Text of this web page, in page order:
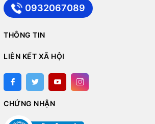
0932067089
THÔNG TIN
LIÊN KẾT XÃ HỘI
CHỨNG NHẬN